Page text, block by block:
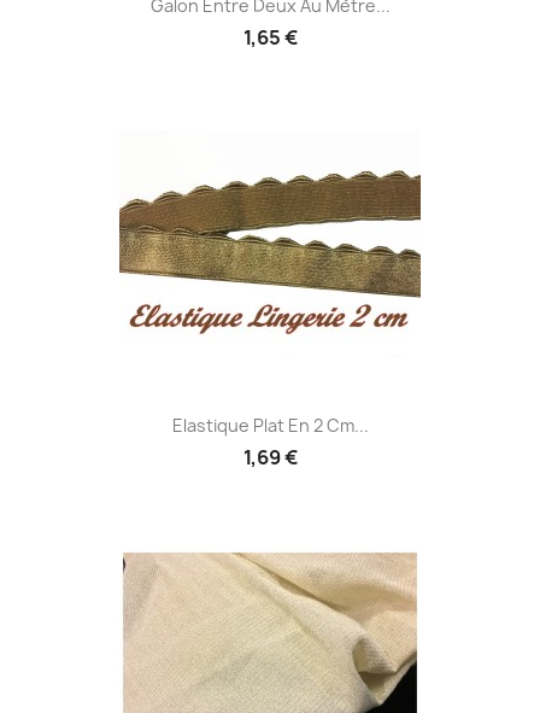
Galon Entre Deux Au Mètre...
1,65 €
Elastique Plat En 2 Cm...
1,69 €